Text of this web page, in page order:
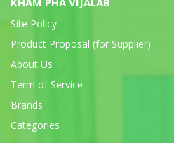
Site Policy
Product Proposal (for Supplier)
About Us
Term of Service
Brands
Categories